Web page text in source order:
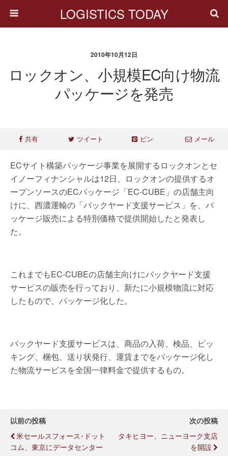
LOGISTICS TODAY
2010年10月12日
ロックオン、小規模EC向け物流
パッケージを発売
共有 ツイート ピン メール
ECサイト構築パッケージ事業を展開するロックオンとセ
イノーフィナンシャルは12日、ロックオンの提供するオ
ープンソースのECパッケージ「EC-CUBE」の店舗主向
けに、西濃運輸の「バックヤード支援サービス」を、パ
ッケージ販売による特別価格で提供開始したと発表し
た。
これまでもEC-CUBEの店舗主向けにバックヤード支援
サービスの販売を行っており、新たに小規模物流に対応
したもので、パッケージ化した。
バックヤード支援サービスは、商品の入荷、検品、ピッ
キング、梱包、送り状発行、運賃までをパッケージ化し
た物流サービスを全国一律料金で提供するもの。
以前の投稿
米セールスフォース･ドット
コム、東京にデータセンター
次の投稿
タキヒヨー、ニューヨーク支店
を開設